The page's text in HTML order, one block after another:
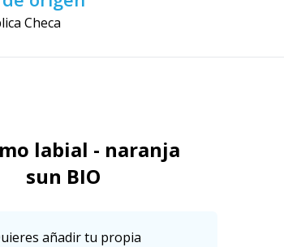
Checa
labial - naranja
sun BIO
añadir tu propia